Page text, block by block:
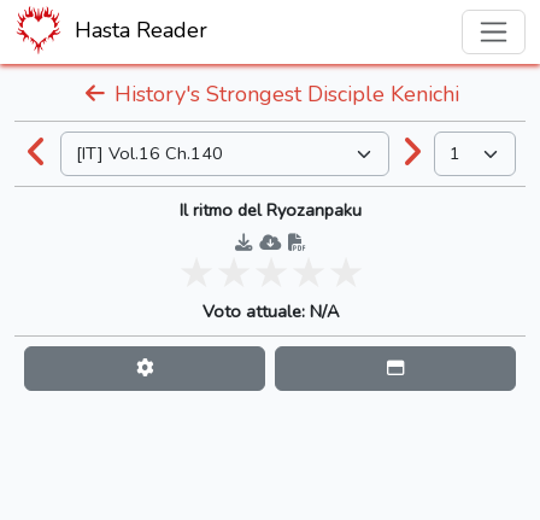
Hasta Reader
History's Strongest Disciple Kenichi
Il ritmo del Ryozanpaku
Voto attuale: N/A